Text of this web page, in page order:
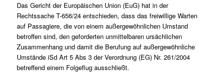
Das Gericht der Europäischen Union (EuG) hat in der
Rechtssache T-656/24entschieden, dass das freiwillige Warten
auf Passagiere, die von einem außergewöhnlichen Umstand
betroffen sind, den geforderten unmittelbaren ursächlichen
Zusammenhang und damit die Berufung auf außergewöhnliche
Umstände iSd Art 5 Abs 3 der Verordnung (EG) Nr. 261/2004
betreffend einem Folgeflug ausschließt.